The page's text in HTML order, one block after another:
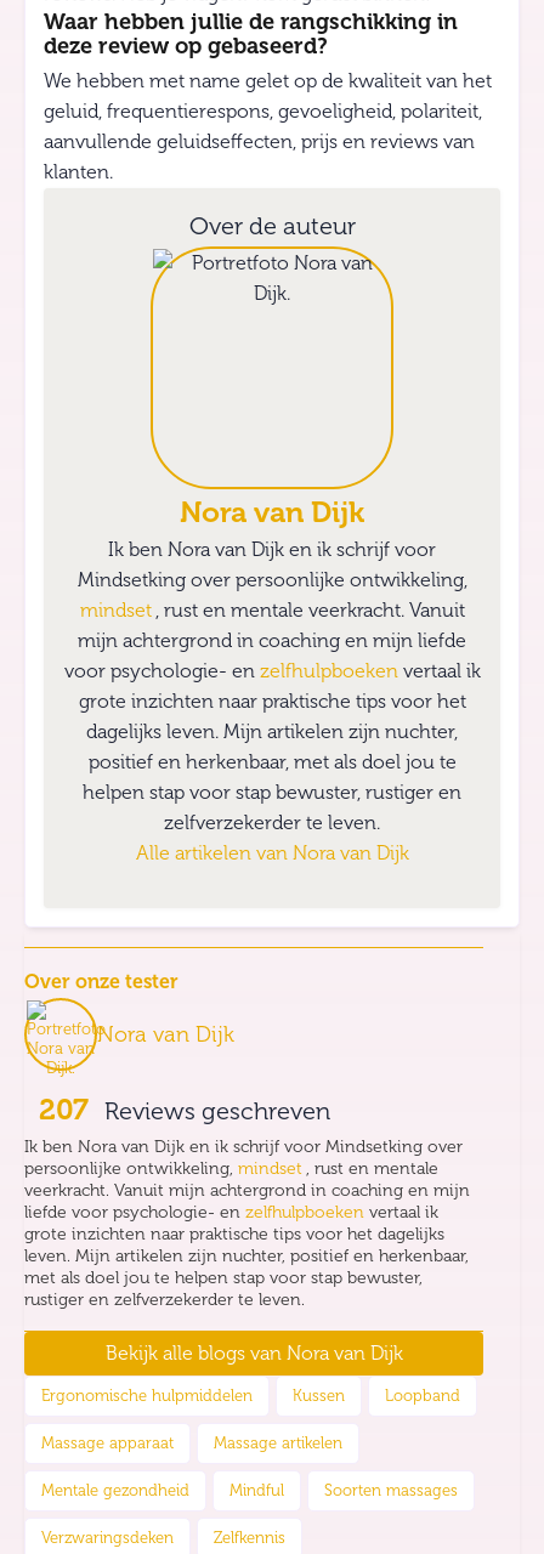
Waar hebben jullie de rangschikking in
deze review op gebaseerd?
We hebben met name gelet op de kwaliteit van het
geluid, frequentierespons, gevoeligheid, polariteit,
aanvullende geluidseffecten, prijs en reviews van
klanten.
Over de auteur
Nora van Dijk
Ik ben Nora van Dijk en ik schrijf voor
Mindsetking over persoonlijke ontwikkeling,
mindset , rust en mentale veerkracht. Vanuit
mijn achtergrond in coaching en mijn liefde
voor psychologie- en zelfhulpboeken vertaal ik
grote inzichten naar praktische tips voor het
dagelijks leven. Mijn artikelen zijn nuchter,
positief en herkenbaar, met als doel jou te
helpen stap voor stap bewuster, rustiger en
zelfverzekerder te leven.
Alle artikelen van Nora van Dijk
Over onze tester
Nora van Dijk
207 Reviews geschreven
Ik ben Nora van Dijk en ik schrijf voor Mindsetking over
persoonlijke ontwikkeling, mindset
, rust en mentale
veerkracht. Vanuit mijn achtergrond in coaching en mijn
liefde voor psychologie- en zelfhulpboeken vertaal ik
grote inzichten naar praktische tips voor het dagelijks
leven. Mijn artikelen zijn nuchter, positief en herkenbaar,
met als doel jou te helpen stap voor stap bewuster,
rustiger en zelfverzekerder te leven.
Bekijk alle blogs van Nora van Dijk
Ergonomische hulpmiddelen Kussen Loopband
Massage apparaat Massage artikelen
Mentale gezondheid Mindful Soorten massages
Verzwaringsdeken Zelfkennis